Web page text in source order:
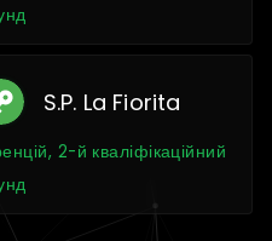
S.P. La Fiorita
2-й кваліфікаційний